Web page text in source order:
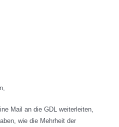
Mail an die GDL weiterleiten,
wie die Mehrheit der